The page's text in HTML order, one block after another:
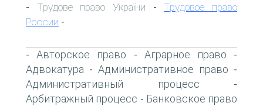
- Трудове право України - Трудовое право
России -
-Авторское право - Аграрное право -
Адвокатура - Административное право -
Административный процесс -
Арбитражный процесс - Банковское право